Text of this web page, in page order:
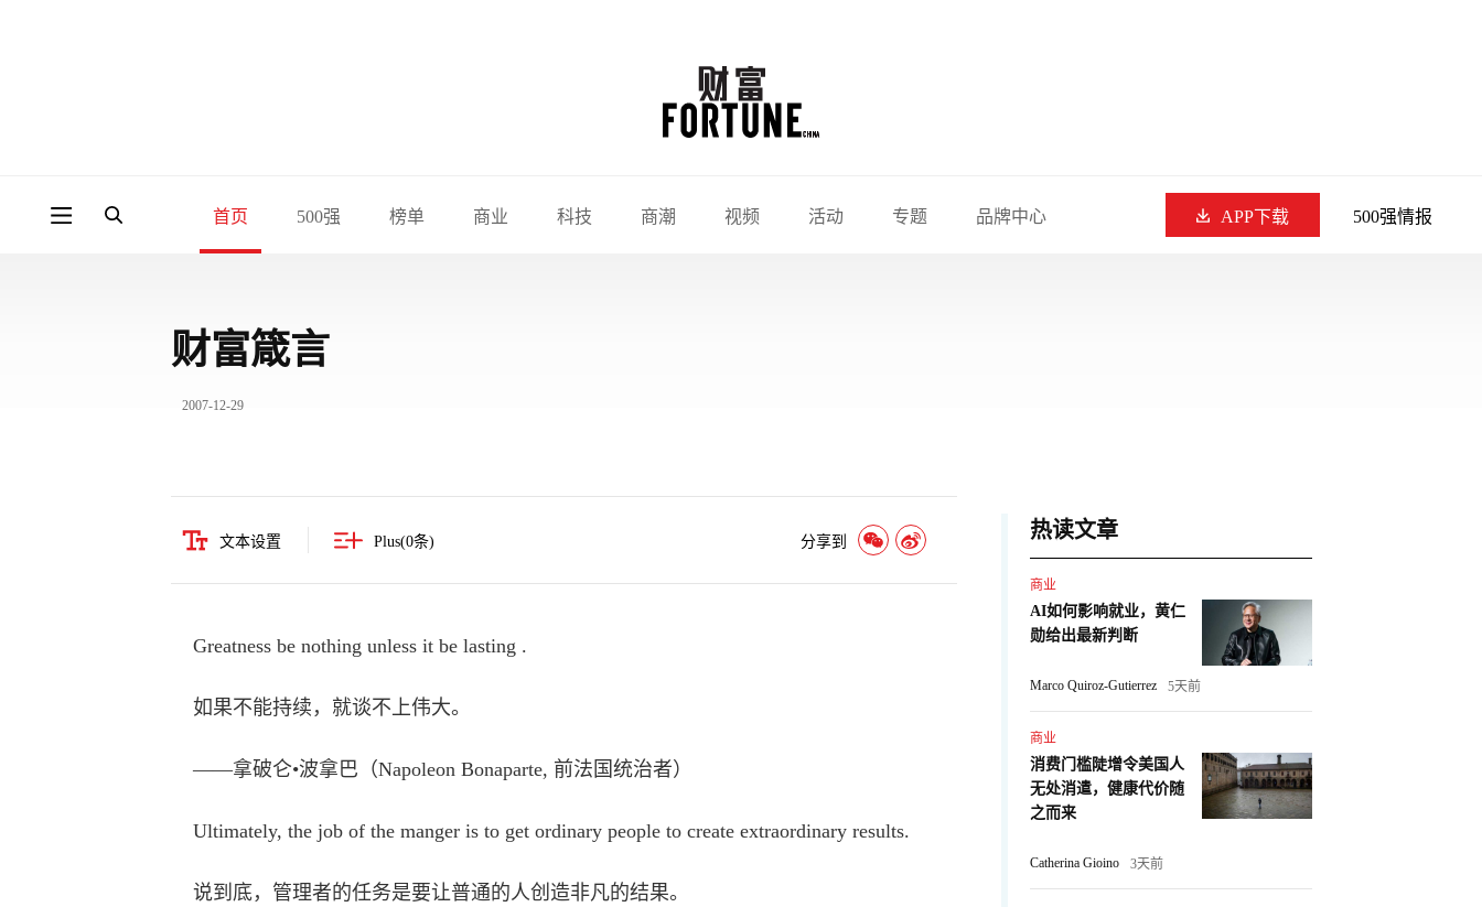
首页 500强 榜单 商业 科技 商潮 视频 活动 专题 品牌中心 APP下载 500强情报
财富箴言
2007-12-29
文本设置 Plus(0条) 分享到
Greatness be nothing unless it be lasting .
如果不能持续，就谈不上伟大。
——拿破仑•波拿巴（Napoleon Bonaparte, 前法国统治者）
Ultimately, the job of the manger is to get ordinary people to create extraordinary results.
说到底，管理者的任务是要让普通的人创造非凡的结果。
热读文章
商业
AI如何影响就业，黄仁
勋给出最新判断
Marco Quiroz-Gutierrez 5天前
商业
消费门槛陡增令美国人
无处消遣，健康代价随
之而来
Catherina Gioino 3天前